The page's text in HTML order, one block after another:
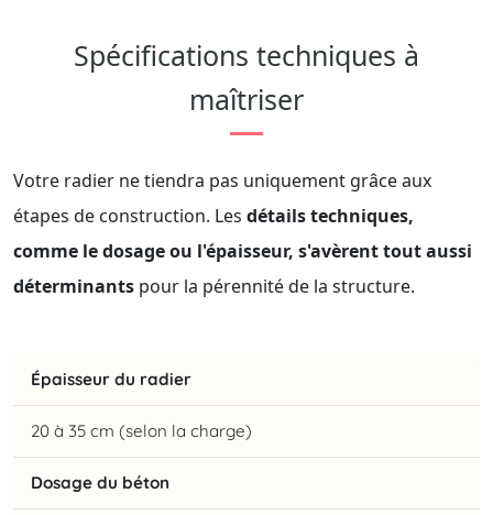
Spécifications techniques à
maîtriser
Votre radier ne tiendra pas uniquement grâce aux
étapes de construction. Les détails techniques,
comme le dosage ou l'épaisseur, s'avèrent tout aussi
déterminants pour la pérennité de la structure.
Épaisseur du radier
20 à 35 cm (selon la charge)
Dosage du béton